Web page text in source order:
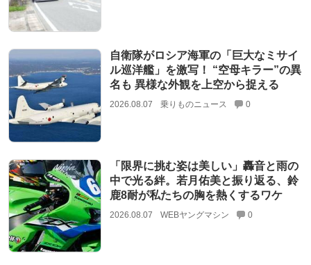
自衛隊がロシア海軍の「巨大なミサイ
ル巡洋艦」を激写！ “空母キラー”の異
名も 異様な外観を上空から捉える
2026.08.07 乗りものニュース 0
「限界に挑む姿は美しい」轟音と雨の
中で光る絆。若月佑美と振り返る、鈴
鹿8耐が私たちの胸を熱くするワケ
2026.08.07 WEBヤングマシン 0